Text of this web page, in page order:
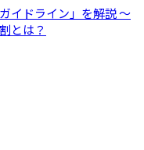
イドライン」を解説 ～
とは？